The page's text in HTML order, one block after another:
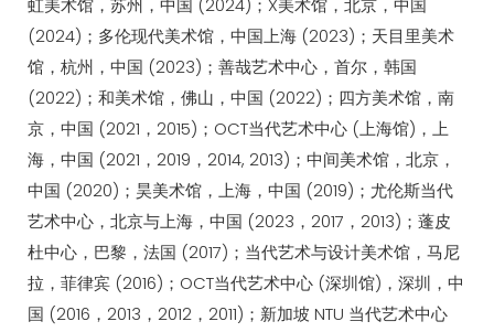
虹美术馆，苏州，中国 (2024)；X美术馆，北京，中国
(2024)；多伦现代美术馆，中国上海 (2023)；天目里美术
馆，杭州，中国 (2023)；善哉艺术中心，首尔，韩国
(2022)；和美术馆，佛山，中国 (2022)；四方美术馆，南
京，中国 (2021，2015)；OCT当代艺术中心 (上海馆)，上
海，中国 (2021，2019，2014, 2013)；中间美术馆，北京，
中国 (2020)；昊美术馆，上海，中国 (2019)；尤伦斯当代
艺术中心，北京与上海，中国 (2023，2017，2013)；蓬皮
杜中心，巴黎，法国 (2017)；当代艺术与设计美术馆，马尼
拉，菲律宾 (2016)；OCT当代艺术中心 (深圳馆)，深圳，中
国 (2016，2013，2012，2011)；新加坡 NTU 当代艺术中心